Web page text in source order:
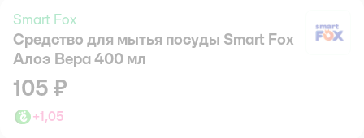
Smart Fox
Средство для мытья посуды Smart Fox
Алоэ Вера 400 мл
105 ₽
+1,05